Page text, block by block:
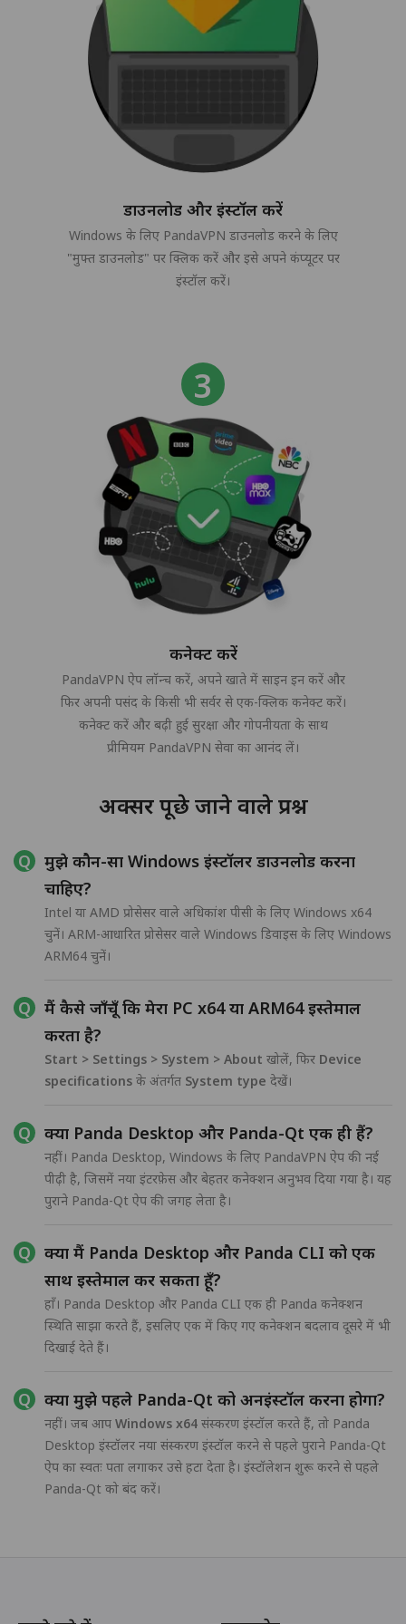
डाउनलोड और इंस्टॉल करें
Windows के लिए PandaVPN डाउनलोड करने के लिए
"मुफ्त डाउनलोड" पर क्लिक करें और इसे अपने कंप्यूटर पर
इंस्टॉल करें।
कनेक्ट करें
PandaVPN ऐप लॉन्च करें, अपने खाते में साइन इन करें और
फिर अपनी पसंद के किसी भी सर्वर से एक-क्लिक कनेक्ट करें।
कनेक्ट करें और बढ़ी हुई सुरक्षा और गोपनीयता के साथ
प्रीमियम PandaVPN सेवा का आनंद लें।
अक्सर पूछे जाने वाले प्रश्न
मुझे कौन-सा Windows इंस्टॉलर डाउनलोड करना
चाहिए?
Intel या AMD प्रोसेसर वाले अधिकांश पीसी के लिए Windows x64
चुनें। ARM-आधारित प्रोसेसर वाले Windows डिवाइस के लिए Windows
ARM64 चुनें।
मैं कैसे जाँचूँ कि मेरा PC x64 या ARM64 इस्तेमाल
करता है?
Start > Settings > System > About खोलें, फिर Device
specifications के अंतर्गत System type देखें।
क्या Panda Desktop और Panda-Qt एक ही हैं?
नहीं। Panda Desktop, Windows के लिए PandaVPN ऐप की नई
पीढ़ी है, जिसमें नया इंटरफ़ेस और बेहतर कनेक्शन अनुभव दिया गया है। यह
पुराने Panda-Qt ऐप की जगह लेता है।
क्या मैं Panda Desktop और Panda CLI को एक
साथ इस्तेमाल कर सकता हूँ?
हाँ। Panda Desktop और Panda CLI एक ही Panda कनेक्शन
स्थिति साझा करते हैं, इसलिए एक में किए गए कनेक्शन बदलाव दूसरे में भी
दिखाई देते हैं।
क्या मुझे पहले Panda-Qt को अनइंस्टॉल करना होगा?
नहीं। जब आप Windows x64 संस्करण इंस्टॉल करते हैं, तो Panda
Desktop इंस्टॉलर नया संस्करण इंस्टॉल करने से पहले पुराने Panda-Qt
ऐप का स्वतः पता लगाकर उसे हटा देता है। इंस्टॉलेशन शुरू करने से पहले
Panda-Qt को बंद करें।